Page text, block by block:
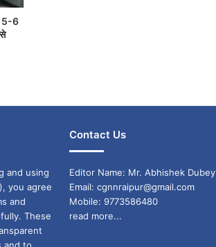
5-6
and using
you agree
and
These
Contact Us
Editor Name: Mr. Abhishek Dubey
Email: cgnnraipur@gmail.com
Mobile: 9773586480
read more...